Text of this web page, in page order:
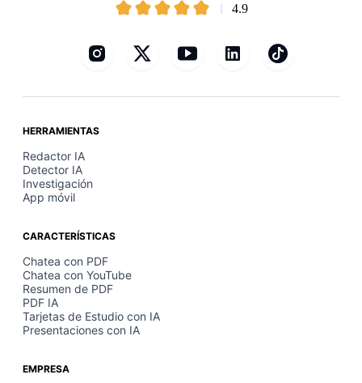
4.9
HERRAMIENTAS
Redactor IA
Detector IA
Investigación
App móvil
CARACTERÍSTICAS
Chatea con PDF
Chatea con YouTube
Resumen de PDF
PDF IA
Tarjetas de Estudio con IA
Presentaciones con IA
EMPRESA